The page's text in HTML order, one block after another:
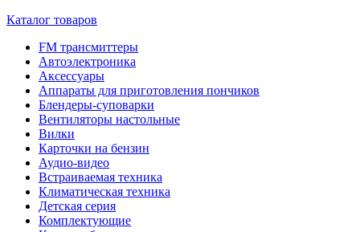
Каталог товаров
FM трансмиттеры
Автоэлектроника
Аксессуары
Аппараты для приготовления пончиков
Блендеры-суповарки
Вентиляторы настольные
Вилки
Карточки на бензин
Аудио-видео
Встраиваемая техника
Климатическая техника
Детская серия
Комплектующие